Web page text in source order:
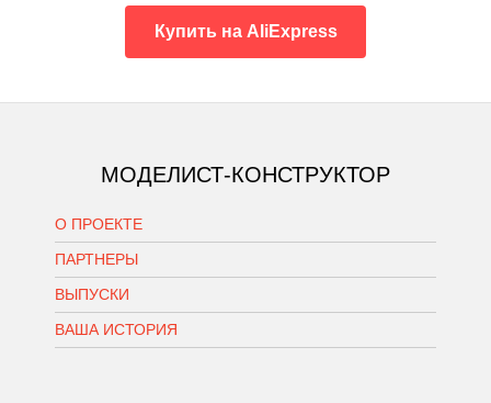
Купить на AliExpress
МОДЕЛИСТ-КОНСТРУКТОР
О ПРОЕКТЕ
ПАРТНЕРЫ
ВЫПУСКИ
ВАША ИСТОРИЯ